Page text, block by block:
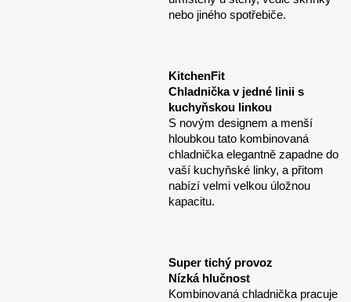
nebo jiného spotřebiče.
KitchenFit
Chladnička v jedné linii s
kuchyňskou linkou
S novým designem a menší
hloubkou tato kombinovaná
chladnička elegantně zapadne do
vaší kuchyňské linky, a přitom
nabízí velmi velkou úložnou
kapacitu.
Super tichý provoz
Nízká hlučnost
Kombinovaná chladnička pracuje